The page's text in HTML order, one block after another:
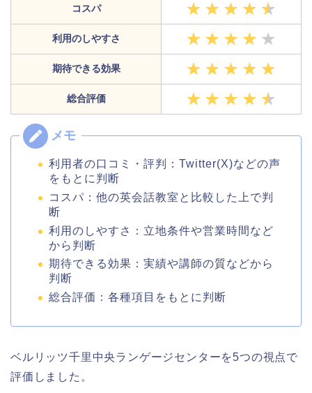
コスパ
利用のしやすさ
期待できる効果
総合評価
利用者の口コミ・評判：Twitter(X)などの声
をもとに判断
コスパ：他の英会話教室と比較した上で判
断
利用のしやすさ：立地条件や営業時間など
から判断
期待できる効果：実績や講師の質などから
判断
総合評価：各種項目をもとに判断
ベルリッツ千里中央ランゲージセンターを5つの視点で
評価しました。